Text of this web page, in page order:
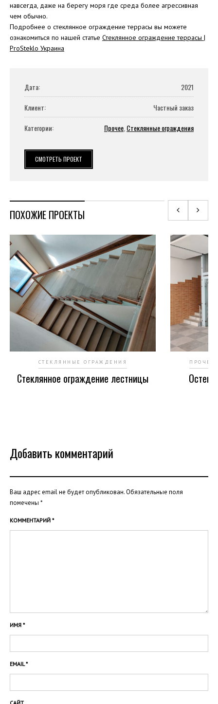
навсегда, даже на берегу моря где среда более агрессивная
чем обычно.
Подробнее о стеклянное ограждение террасы вы можете
ознакомиться по нашей статье Стеклянное ограждение террасы |
ProSteklo Украина
Дата:
2021
Клиент:
Частный заказ
Категории:
Прочее Стеклянные ограждения
СМОТРЕТЬ ПРОЕКТ
ПОХОЖИЕ ПРОЕКТЫ
СТЕКЛЯННЫЕ ОГРАЖДЕНИЯ
Стеклянное ограждение лестницы
ПРОЧЕЕ
Добавить комментарий
Ваш адрес email не будет опубликован.Обязательные поля
помечены *
КОММЕНТАРИЙ *
ИМЯ *
EMAIL*
САЙТ